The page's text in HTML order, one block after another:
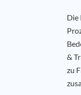
Die
&
zu